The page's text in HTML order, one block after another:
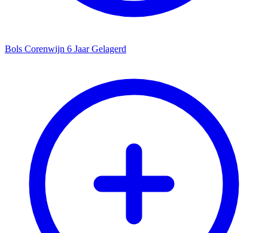
Bols Corenwijn 6 Jaar Gelagerd